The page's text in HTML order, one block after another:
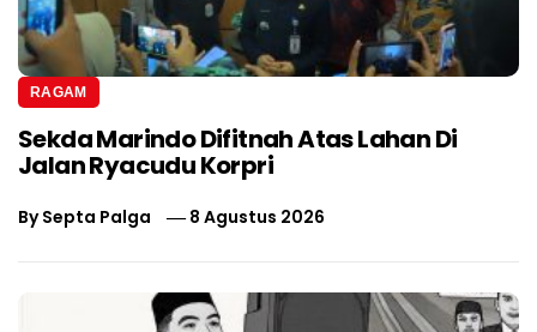
RAGAM
Sekda Marindo Difitnah Atas Lahan Di
Jalan Ryacudu Korpri
BySepta Palga 8 Agustus 2026